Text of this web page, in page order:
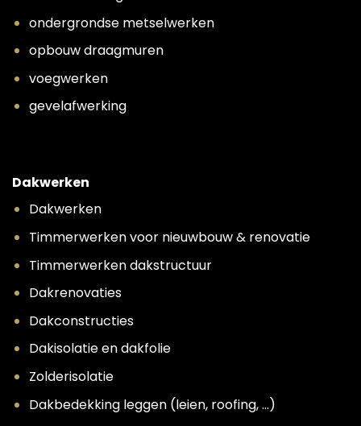
ondergrondse metselwerken
opbouw draagmuren
voegwerken
gevelafwerking
Dakwerken
Dakwerken
Timmerwerken voor nieuwbouw & renovatie
Timmerwerken dakstructuur
Dakrenovaties
Dakconstructies
Dakisolatie en dakfolie
Zolderisolatie
Dakbedekking leggen (leien, roofing, …)